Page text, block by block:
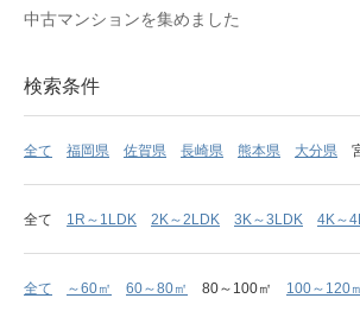
中古マンションを集めました
検索条件
全て 福岡県 佐賀県 長崎県 熊本県 大分県
全て 1R～1LDK 2K～2LDK 3K～3LDK 4K～
全て ～60㎡ 60～80㎡ 80～100㎡ 100～120